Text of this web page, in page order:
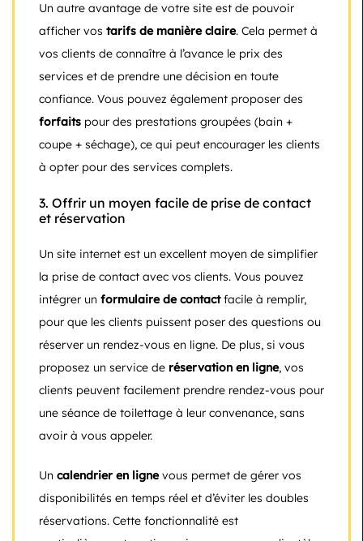
Un autre avantage de votre site est de pouvoir
afficher vos tarifs de manière claire. Cela permet à
vos clients de connaître à l’avance le prix des
services et de prendre une décision en toute
confiance. Vous pouvez également proposer des
forfaits pour des prestations groupées (bain +
coupe + séchage), ce qui peut encourager les clients
à opter pour des services complets.
3. Offrir un moyen facile de prise de contact
et réservation
Un site internet est un excellent moyen de simplifier
la prise de contact avec vos clients. Vous pouvez
intégrer un formulaire de contactfacile à remplir,
pour que les clients puissent poser des questions ou
réserver un rendez-vous en ligne. De plus, si vous
proposez un service de réservation en ligne, vos
clients peuvent facilement prendre rendez-vous pour
une séance de toilettage à leur convenance, sans
avoir à vous appeler.
Un calendrier en lignevous permet de gérer vos
disponibilités en temps réel et d’éviter les doubles
réservations. Cette fonctionnalité est